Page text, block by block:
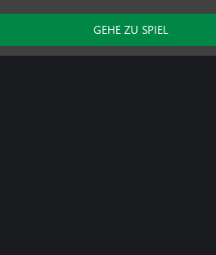
Shark Adventure
Stickman OdysseyGEHE ZU SPIEL